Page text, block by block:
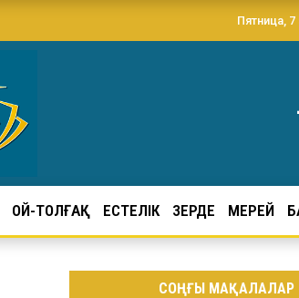
Пятница, 7
ОЙ-ТОЛҒАҚ ЕСТЕЛІК ЗЕРДЕ МЕРЕЙ
СОҢҒЫ МАҚАЛАЛАР